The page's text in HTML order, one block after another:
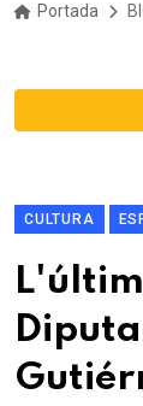
Portada
CULTURA